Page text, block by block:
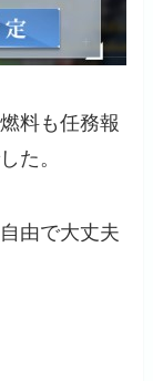
料も任務報
た。
由で大丈夫